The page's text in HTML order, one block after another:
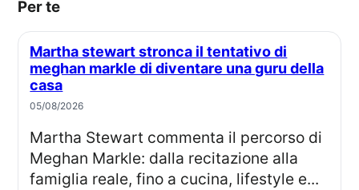
Per te
Martha stewart stronca il tentativo di
meghan markle di diventare una guru della
casa
05/08/2026
Martha Stewart commenta il percorso di
Meghan Markle: dalla recitazione alla
famiglia reale, fino a cucina, lifestyle e...